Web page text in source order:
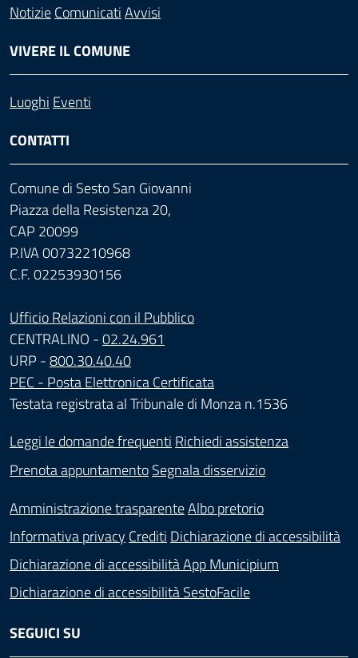
NotizieComunicatiAvvisi
VIVERE IL COMUNE
Luoghi Eventi
CONTATTI
Comune di Sesto San Giovanni
Piazza della Resistenza 20,
CAP 20099
P.IVA 00732210968
C.F. 02253930156
Ufficio Relazioni con il Pubblico
CENTRALINO -02.24.961
URP -800.30.40.40
PEC - Posta Elettronica Certificata
Testata registrata al Tribunale di Monza n.1536
Leggi le domande frequenti Richiedi assistenza
Prenota appuntamentoSegnala disservizio
Amministrazione trasparenteAlbo pretorio
Informativa privacy Crediti Dichiarazione di accessibilità
Dichiarazione di accessibilità App Municipium
Dichiarazione di accessibilità SestoFacile
SEGUICI SU